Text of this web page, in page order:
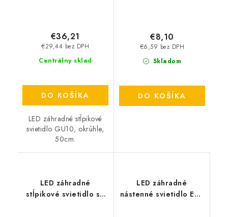
Centrálny sklad
€29,44 bez DPH
€36,21
DO KOŠÍKA
LED záhradné stĺpikové
svietidlo GU10, okrúhle,
50cm.
Skladom
€6,59 bez DPH
€8,10
DO KOŠÍKA
LED záhradné
stĺpikové svietidlo so
LED záhradné
nástenné svietidlo E27